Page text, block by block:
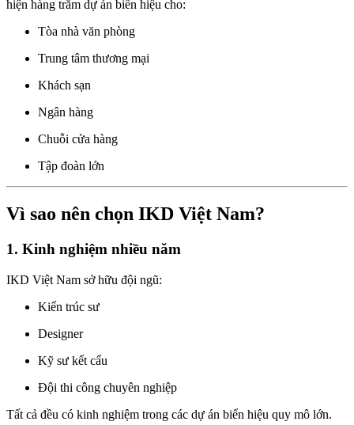
hiện hàng trăm dự án biển hiệu cho:
Tòa nhà văn phòng
Trung tâm thương mại
Khách sạn
Ngân hàng
Chuỗi cửa hàng
Tập đoàn lớn
Vì sao nên chọn IKD Việt Nam?
1. Kinh nghiệm nhiều năm
IKD Việt Nam sở hữu đội ngũ:
Kiến trúc sư
Designer
Kỹ sư kết cấu
Đội thi công chuyên nghiệp
Tất cả đều có kinh nghiệm trong các dự án biển hiệu quy mô lớn.